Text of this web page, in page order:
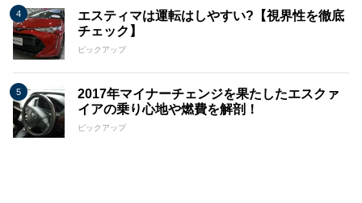
エスティマは運転はしやすい?【視界性を徹底
チェック】
ピックアップ
2017年マイナーチェンジを果たしたエスクァ
イアの乗り心地や燃費を解剖！
ピックアップ